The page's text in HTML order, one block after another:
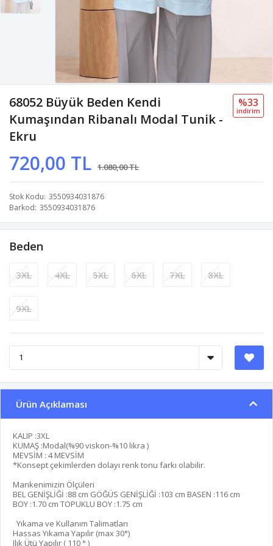
68052 Büyük Beden Kendi
Kumaşından Ribanalı Modal Tunik -
Ekru
720,00 TL 1.080,00 TL
%33
i̇ndi̇ri̇m
Stok Kodu 3550934031876
Barkod 3550934031876
Beden
3XL 4XL 5XL 6XL 7XL 8XL
9XL
Ürün Açıklaması
KALIP :3XL
KUMAŞ :Modal(%90 viskon-%10 likra )
MEVSİM : 4 MEVSİM
*Konsept çekimlerden dolayı renk tonu farkı olabilir.
Mankenimizin Ölçüleri
BEL GENİŞLİĞİ :88 cm GÖĞÜS GENİŞLİĞİ :103 cm BASEN :116 cm
BOY :1.70 cm TOPUKLU BOY :1.75 cm
Yıkama ve Kullanım Talimatları
Hassas Yıkama Yapılır (max 30°)
Ilık Ütü Yapılır ( 110 ° )